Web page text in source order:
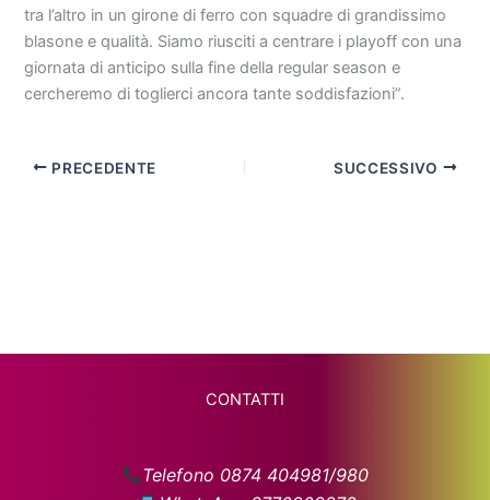
tra l’altro in un girone di ferro con squadre di grandissimo
blasone e qualità. Siamo riusciti a centrare i playoff con una
giornata di anticipo sulla fine della regular season e
cercheremo di toglierci ancora tante soddisfazioni”.
PRECEDENTE SUCCESSIVO
CONTATTI
Telefono 0874 404981/980